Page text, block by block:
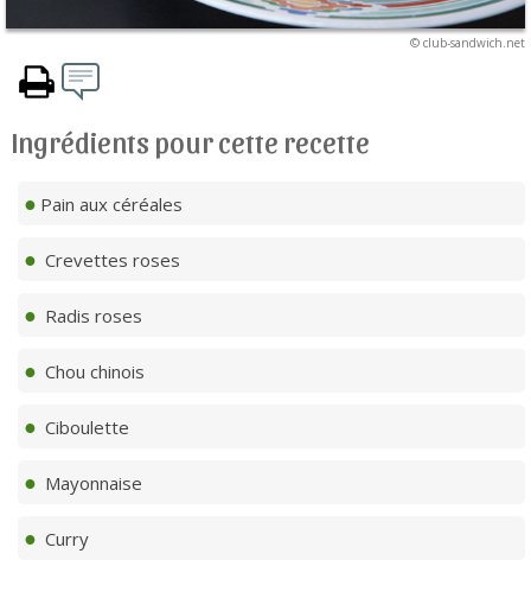
© club-sandwich.net
Ingrédients pour cette recette
Pain aux céréales
Crevettes roses
Radis roses
Chou chinois
Ciboulette
Mayonnaise
Curry